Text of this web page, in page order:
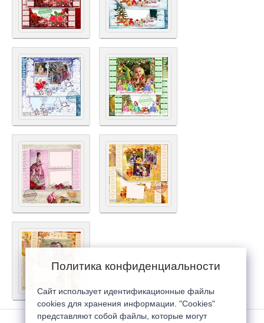
Политика конфиденциальности
Сайт использует идентификационные файлы
cookies для хранения информации. "Cookies"
представляют собой файлы, которые могут